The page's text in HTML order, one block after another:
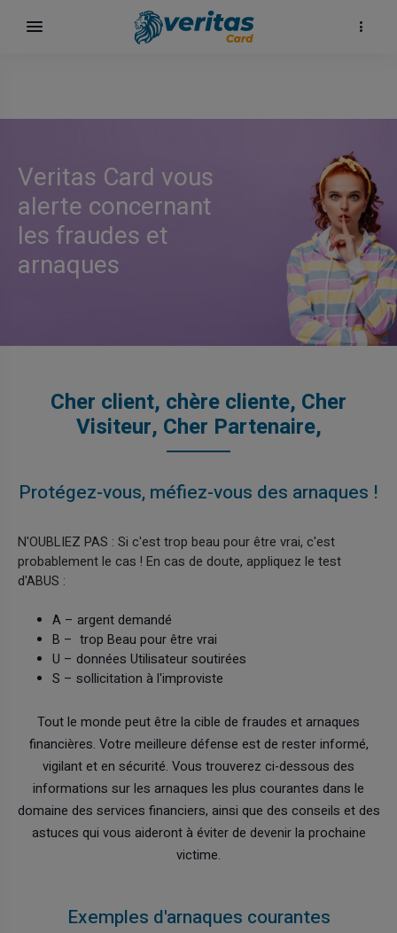
Veritas Card vous
alerte concernant
les fraudes et
arnaques
Cher client, chère cliente, Cher
Visiteur, Cher Partenaire,
Protégez-vous, méfiez-vous des arnaques !
N'OUBLIEZ PAS : Si c'est trop beau pour être vrai, c'est
probablement le cas ! En cas de doute, appliquez le test
d'ABUS :
A – argent demandé
B – trop Beau pour être vrai
U – données Utilisateur soutirées
S – sollicitation à l'improviste
Tout le monde peut être la cible de fraudes et arnaques
financières. Votre meilleure défense est de rester informé,
vigilant et en sécurité. Vous trouverez ci-dessous des
informations sur les arnaques les plus courantes dans le
domaine des services financiers, ainsi que des conseils et des
astuces qui vous aideront à éviter de devenir la prochaine
victime.
Exemples d'arnaques courantes